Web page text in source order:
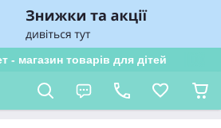
- магазин товарів для дітей